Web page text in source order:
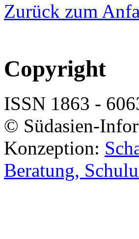
Zurück zum
Copyright
ISSN 1863 -
© Südasien-
Konzeption:
Beratung,